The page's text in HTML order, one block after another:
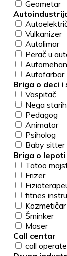
Geometar
Vulkanizer
Autolimar
Perač u
Autofarbar
Briga o deci i
Vaspitač
Nega
Pedagog
Animator
Psiholog
Baby sitter
Briga o lepoti
Tatoo
Frizer
fitnes
Kozmetičar
Šminker
Maser
Call centar
call